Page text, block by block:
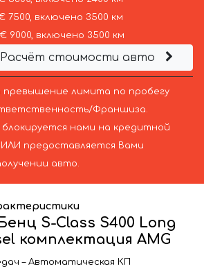
7500, включено 3500 км
9000, включено 3500 км
Расчёт стоимости авто
превышение лимита по пробегу
Франшиза.
блокируется нами на кредитной
предоставляется Вами
авто.
S-Class S400 Long
комплектация AMG
– Автоматическая КП